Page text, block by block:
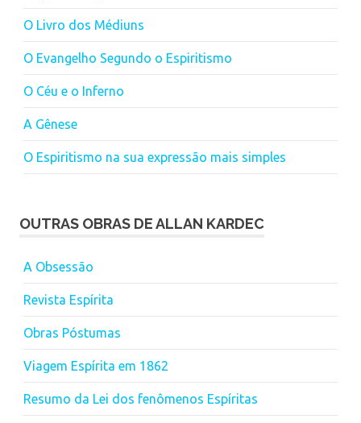
O Livro dos Médiuns
O Evangelho Segundo o Espiritismo
O Céu e o Inferno
A Gênese
O Espiritismo na sua expressão mais simples
OUTRAS OBRAS DE ALLAN KARDEC
A Obsessão
Revista Espírita
Obras Póstumas
Viagem Espírita em 1862
Resumo da Lei dos fenômenos Espíritas